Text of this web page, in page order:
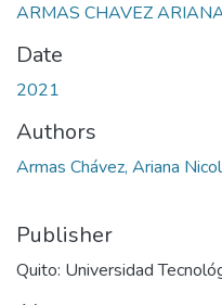
ARMAS CHAVEZ
Date
2021
Authors
Armas Chávez, Ariana
Publisher
Quito: Universidad